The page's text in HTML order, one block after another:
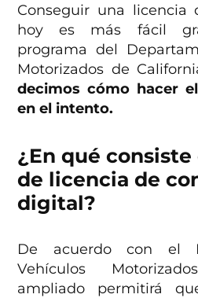
Conseguir una licencia
hoy es más fácil
programa del
Motorizados de
decimos cómo hacer
en el intento.
¿En qué
de licencia de
digital?
De acuerdo con el
Vehículos
ampliado permitirá